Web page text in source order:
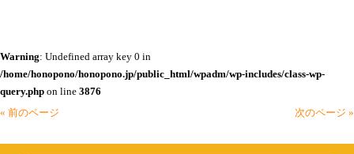
Warning: Undefined array key 0 in
/home/honopono/honopono.jp/public_html/wpadm/wp-includes/class-wp-
query.php on line 3876
« 前のページ
次のページ »